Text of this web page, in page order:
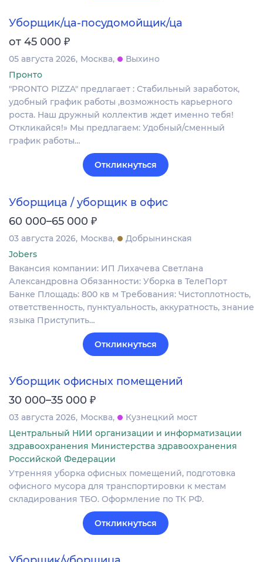
Уборщик/ца-посудомойщик/ца
от 45 000 ₽
05 августа 2026 Москва
Выхино
Пронто
"PRONTO PIZZA" предлагает : Стабильный заработок,
удобный график работы ,возможность карьерного
роста. Наш дружный коллектив ждет именно тебя!
Откликайся!» Мы предлагаем: Удобный/сменный
график работы…
Откликнуться
Уборщица / уборщик в офис
60 000–65 000 ₽
03 августа 2026 Москва
Добрынинская
Jobers
Вакансия компании: ИП Лихачева Светлана
Александровна Обязанности: Уборка в ТелеПорт
Банке Площадь: 800 кв м Требования: Чистоплотность,
ответственность, пунктуальность, аккуратность, знание
языка Приступить…
Откликнуться
Уборщик офисных помещений
30 000–35 000 ₽
03 августа 2026 Москва
Кузнецкий мост
Центральный НИИ организации и информатизации
здравоохранения Министерства здравоохранения
Российской Федерации
Утренняя уборка офисных помещений, подготовка
офисного мусора для транспортировки к местам
складирования ТБО. Оформление по ТК РФ.
Откликнуться